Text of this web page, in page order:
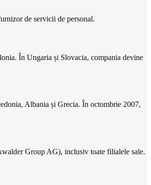
de servicii de personal.
În Ungaria și Slovacia, compania devine
Albania și Grecia. În octombrie 2007,
Group AG), inclusiv toate filialele sale.